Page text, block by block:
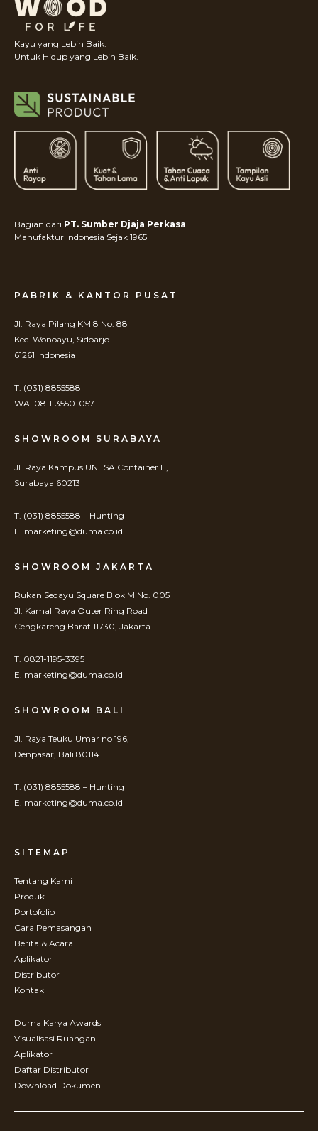
Kayu yang Lebih Baik.
Untuk Hidup yang Lebih Baik.
Bagian dari PT. Sumber Djaja Perkasa
Manufaktur Indonesia Sejak 1965
PABRIK & KANTOR PUSAT
Jl. Raya Pilang KM 8 No. 88
Kec. Wonoayu, Sidoarjo
61261 Indonesia
T. (031) 8855588
WA. 0811-3550-057
SHOWROOM SURABAYA
Jl. Raya Kampus UNESA Container E,
Surabaya 60213
T. (031) 8855588 – Hunting
E. marketing@duma.co.id
SHOWROOM JAKARTA
Rukan Sedayu Square Blok M No. 005
Jl. Kamal Raya Outer Ring Road
Cengkareng Barat 11730, Jakarta
T. 0821-1195-3395
E. marketing@duma.co.id
SHOWROOM BALI
Jl. Raya Teuku Umar no 196,
Denpasar, Bali 80114
T. (031) 8855588 – Hunting
E. marketing@duma.co.id
SITEMAP
Tentang Kami
Produk
Portofolio
Cara Pemasangan
Berita & Acara
Aplikator
Distributor
Kontak
Duma Karya Awards
Visualisasi Ruangan
Aplikator
Daftar Distributor
Download Dokumen